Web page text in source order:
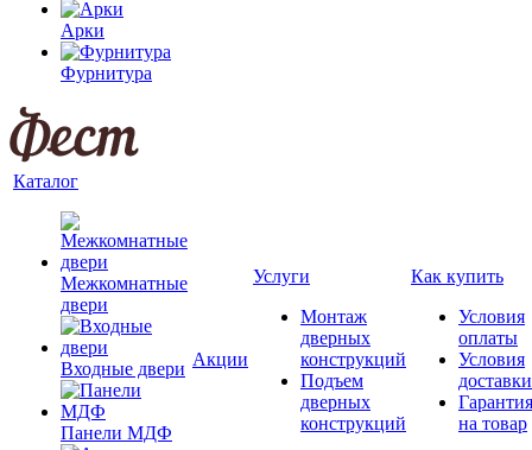
Арки
Фурнитура
Каталог
Межкомнатные
двери
Входные двери
Панели МДФ
Акции
Услуги
Монтаж
дверных
конструкций
Подъем
дверных
конструкций
Как купить
Условия
оплаты
Условия
доставки
Гарантия
на товар